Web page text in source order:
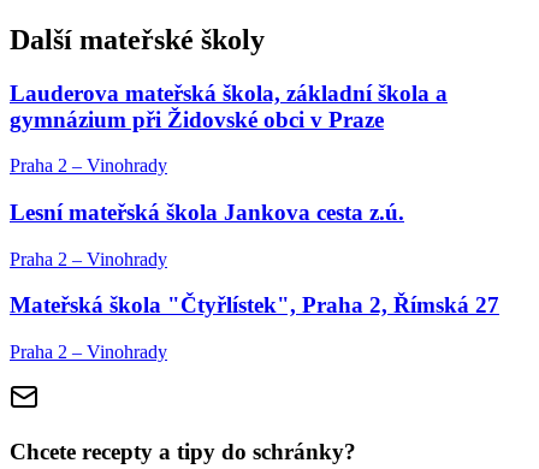
Další mateřské školy
Lauderova mateřská škola, základní škola a
gymnázium při Židovské obci v Praze
Praha 2 – Vinohrady
Lesní mateřská škola Jankova cesta z.ú.
Praha 2 – Vinohrady
Mateřská škola "Čtyřlístek", Praha 2, Římská 27
Praha 2 – Vinohrady
Chcete recepty a tipy do schránky?